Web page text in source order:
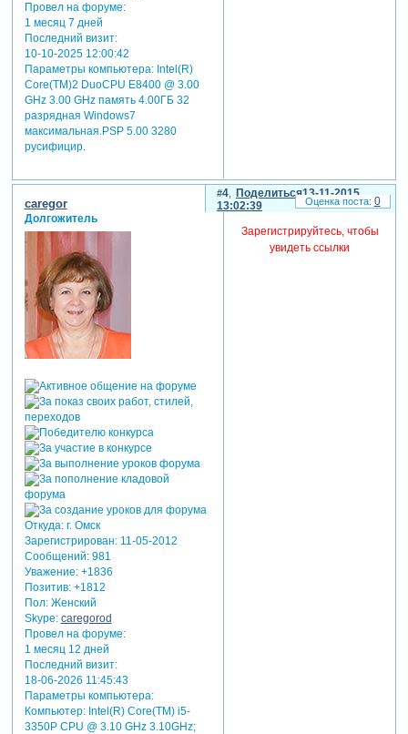
Провел на форуме:
1 месяц 7 дней
Последний визит:
10-10-2025 12:00:42
Параметры компьютера:Intel(R)
Core(TM)2 DuoCPU E8400 @ 3.00
GHz 3.00 GHz память 4.00ГБ 32
разрядная Windows7
максимальная.PSP 5.00 3280
русифицир.
Поделиться
4
13-11-2015
13:02:39
caregor
Долгожитель
Откуда:г. Омск
Зарегистрирован: 11-05-2012
Сообщений:981
Уважение: +1836
Позитив: +1812
Пол:Женский
Skype: caregorod
Провел на форуме:
1 месяц 12 дней
Последний визит:
18-06-2026 11:45:43
Параметры компьютера:
Компьютер: Intel(R) Core(TM) i5-
3350P CPU @ 3.10 GHz 3.10GHz;
Зарегистрируйтесь, чтобы
увидеть ссылки
0